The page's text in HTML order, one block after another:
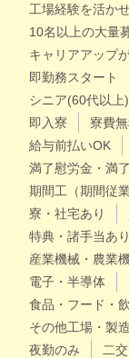
工場経験を活か
10名以上の大量
キャリアアップ
即勤務スタート
シニア(60代以上
即入寮
寮費
給与前払いOK
満了慰労金・満
期間工（期間従業
寮・社宅あり
特典・諸手当あり
産業機械・農業
電子・半導体
食品・フード・
その他工場・製
夜勤のみ
二